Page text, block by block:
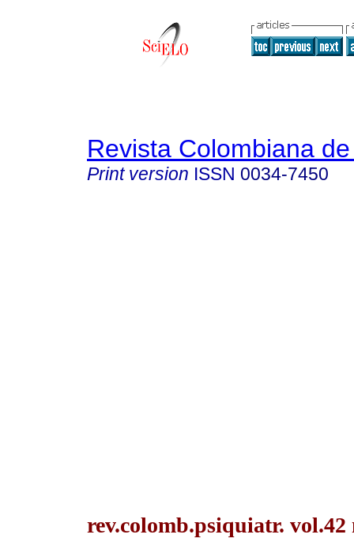
Revista Colombiana
Print version ISSN 0034-7450
rev.colomb.psiquiatr.